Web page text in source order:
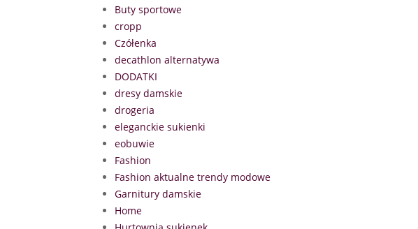
Buty sportowe
cropp
Czółenka
decathlon alternatywa
DODATKI
dresy damskie
drogeria
eleganckie sukienki
eobuwie
Fashion
Fashion aktualne trendy modowe
Garnitury damskie
Home